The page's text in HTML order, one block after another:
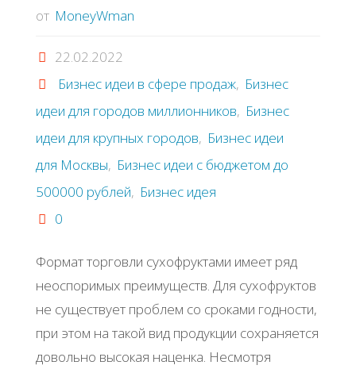
от MoneyWman
22.02.2022
Бизнес идеи в сфере продаж, Бизнес
идеи для городов миллионников, Бизнес
идеи для крупных городов, Бизнес идеи
для Москвы, Бизнес идеи с бюджетом до
500000 рублей, Бизнес идея
0
Формат торговли сухофруктами имеет ряд
неоспоримых преимуществ. Для сухофруктов
не существует проблем со сроками годности,
при этом на такой вид продукции сохраняется
довольно высокая наценка. Несмотря